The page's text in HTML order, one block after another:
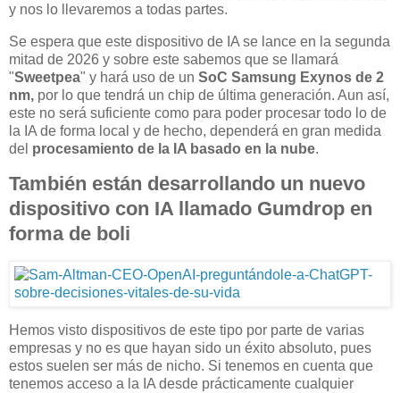
y nos lo llevaremos a todas partes.
Se espera que este dispositivo de IA se lance en la segunda
mitad de 2026 y sobre este sabemos que se llamará
"Sweetpea" y hará uso de un SoC Samsung Exynos de 2
nm, por lo que tendrá un chip de última generación. Aun así,
este no será suficiente como para poder procesar todo lo de
la IA de forma local y de hecho, dependerá en gran medida
del procesamiento de la IA basado en la nube.
También están desarrollando un nuevo
dispositivo con IA llamado Gumdrop en
forma de boli
Hemos visto dispositivos de este tipo por parte de varias
empresas y no es que hayan sido un éxito absoluto, pues
estos suelen ser más de nicho. Si tenemos en cuenta que
tenemos acceso a la IA desde prácticamente cualquier